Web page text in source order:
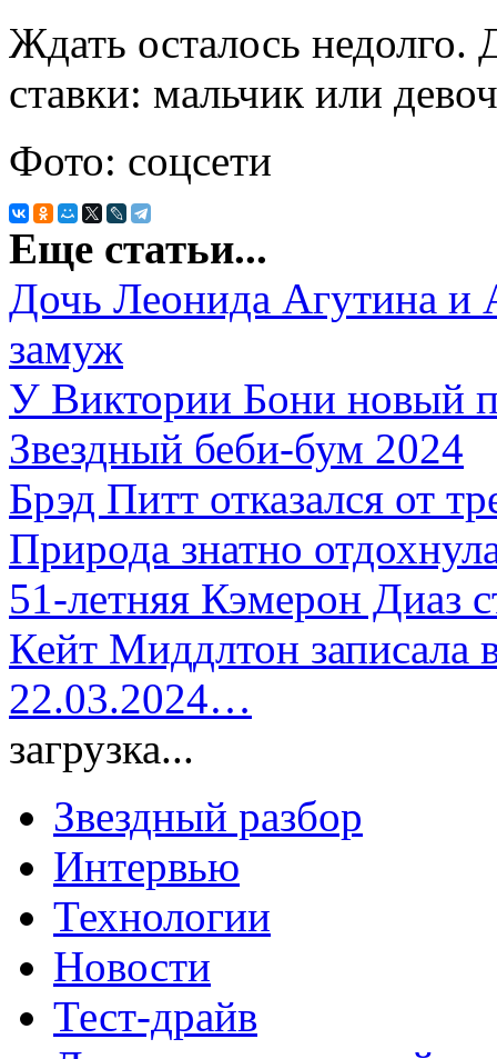
Ждать осталось недолго.
ставки: мальчик или
Фото: соцсети
Еще статьи...
Дочь Леонида Агутина
замуж
У Виктории Бони новый
Звездный беби-бум 2024
Брэд Питт отказался от
Природа знатно
51-летняя Кэмерон Диаз
Кейт Миддлтон записала
22.03.2024…
загрузка...
Звездный разбор
Интервью
Технологии
Новости
Тест-драйв